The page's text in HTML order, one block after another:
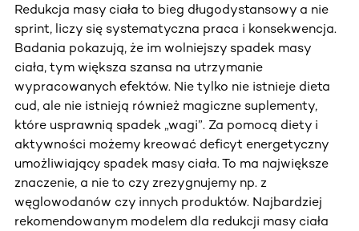
Redukcja masy ciała to bieg długodystansowy a nie
sprint, liczy się systematyczna praca i konsekwencja.
Badania pokazują, że im wolniejszy spadek masy
ciała, tym większa szansa na utrzymanie
wypracowanych efektów. Nie tylko nie istnieje dieta
cud, ale nie istnieją również magiczne suplementy,
które usprawnią spadek „wagi”. Za pomocą diety i
aktywności możemy kreować deficyt energetyczny
umożliwiający spadek masy ciała. To ma największe
znaczenie, a nie to czy zrezygnujemy np. z
węglowodanów czy innych produktów. Najbardziej
rekomendowanym modelem dla redukcji masy ciała